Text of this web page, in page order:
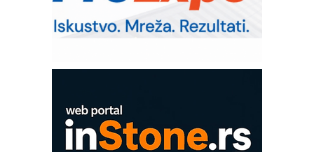
Sigurnije ispitivanje transformatora u
solarnim elektranama i vetroparkovima
Pranje točkova na gradilištu- standard
ROSA i SCHUNK podižu proizvodnju
Detekcija različitih oblika
MAREX - Lim i mašine za savremena
rešenja